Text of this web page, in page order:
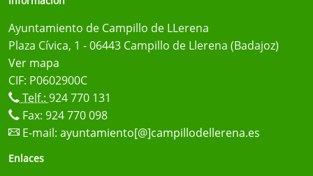
Ayuntamiento de Campillo de LLerena
Plaza Cívica, 1 - 06443 Campillo de Llerena (Badajoz)
Ver mapa
CIF: P0602900C
Telf.: 924 770 131
Fax: 924 770 098
E-mail: ayuntamiento[@]campillodellerena.es
Enlaces